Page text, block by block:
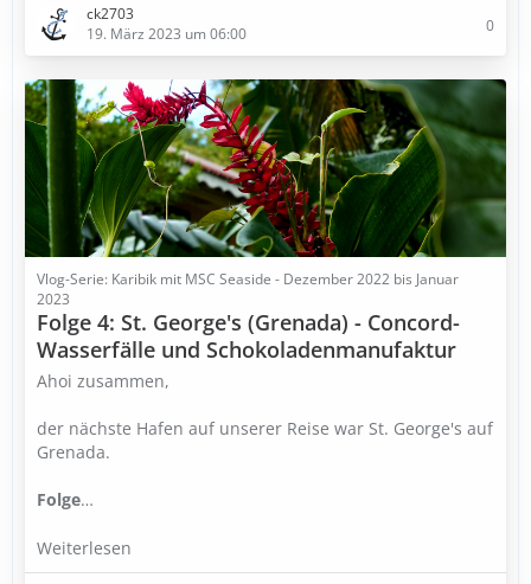
ck2703
19. März 2023 um 06:00
0
Vlog-Serie: Karibik mit MSC Seaside - Dezember 2022 bis Januar
2023
Folge 4: St. George's (Grenada) - Concord-
Wasserfälle und Schokoladenmanufaktur
Ahoi zusammen,
der nächste Hafen auf unserer Reise war St. George's auf
Grenada.
Folge…
Weiterlesen